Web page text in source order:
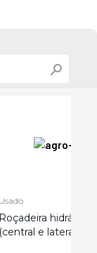
Usado
Roçadeira
(central e lateral)